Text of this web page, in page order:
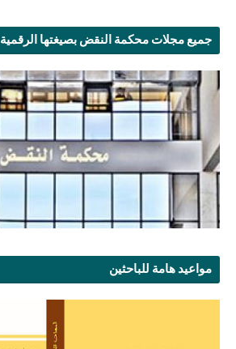
جميع مجلات محكمة النقض بصيغتها الرقمية
مواعيد هامة للباحثين